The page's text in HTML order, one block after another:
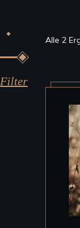
Alle 2
Filter